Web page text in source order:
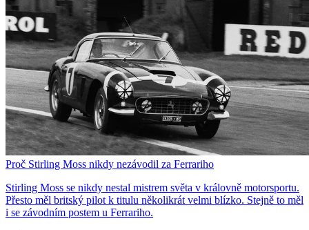
Proč Stirling Moss nikdy nezávodil za Ferrariho
Stirling Moss se nikdy nestal mistrem světa v královně motorsportu.
Přesto měl britský pilot k titulu několikrát velmi blízko. Stejně to měl
i se závodním postem u Ferrariho.